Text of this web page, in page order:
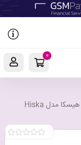
0
/ شارژ فندکی 43 وات هیسکا مدل Hiska